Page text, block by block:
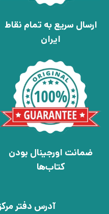
ارسال سریع به تمام نقاط
ایران
ضمانت اورجینال بودن
کتاب‌ها
آدرس دفتر